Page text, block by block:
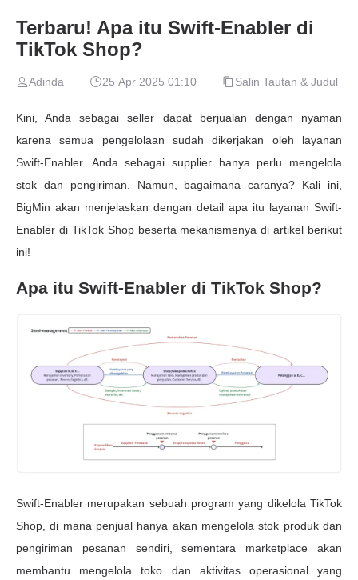
Terbaru! Apa itu Swift-Enabler di
TikTok Shop?
Adinda 25 Apr 2025 01:10 Salin Tautan & Judul